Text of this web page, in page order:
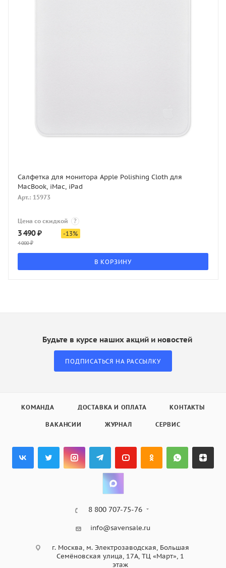
Салфетка для монитора Apple Polishing Cloth для
MacBook, iMac, iPad
Арт.: 15973
Цена со скидкой ?
3 490₽
4 000₽
-13%
В КОРЗИНУ
Будьте в курсе наших акций и новостей
ПОДПИСАТЬСЯ НА РАССЫЛКУ
КОМАНДА ДОСТАВКА И ОПЛАТА КОНТАКТЫ
ВАКАНСИИ ЖУРНАЛ СЕРВИС
8 800 707-75-76
info@savensale.ru
г. Москва, м. Электрозаводская, Большая
Семёновская улица, 17А, ТЦ «Март», 1
этаж